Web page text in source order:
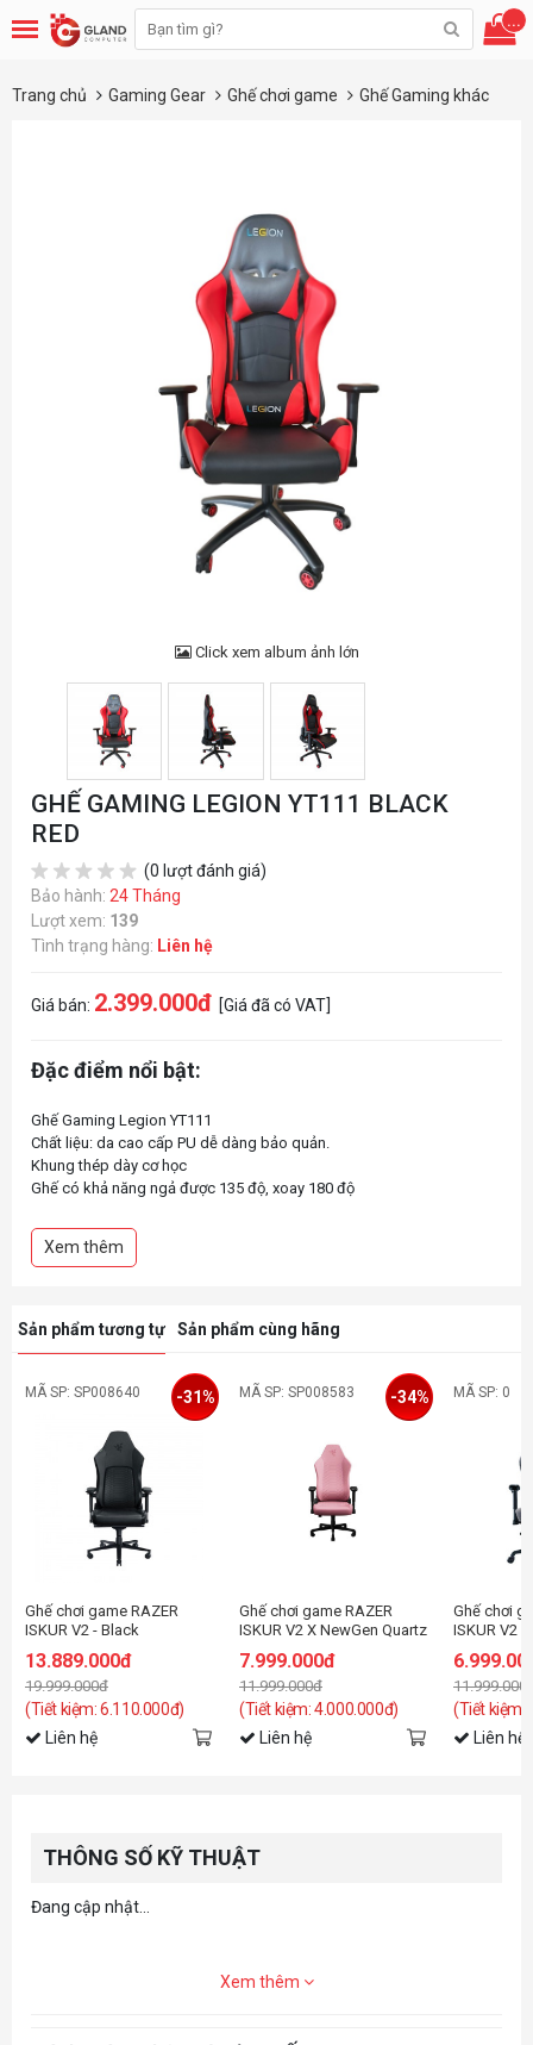
...
Trang chủ Gaming Gear Ghế chơi game Ghế Gaming khác
Click xem album ảnh lớn
GHẾ GAMING LEGION YT111 BLACK
RED
(0 lượt đánh giá)
Bảo hành: 24 Tháng
Lượt xem: 139
Tình trạng hàng: Liên hệ
Giá bán: 2.399.000đ [Giá đã có VAT]
Đặc điểm nổi bật:
Ghế Gaming Legion YT111
Chất liệu: da cao cấp PU dễ dàng bảo quản.
Khung thép dày cơ học
Ghế có khả năng ngả được 135 độ, xoay 180 độ
Tay 3D có thể điều chỉnh
Trụ thuỷ lực Class 3 thử nghiệm BIFMA châu Âu và châu Mỹ
Xem thêm
Sản phẩm tương tự Sản phẩm cùng hãng
MÃ SP: SP008640
Ghế chơi game RAZER
ISKUR V2 - Black
13.889.000đ
19.999.000đ
(Tiết kiệm: 6.110.000đ)
-31%
Liên hệ
MÃ SP: SP008583
Ghế chơi game RAZER
ISKUR V2 X NewGen Quartz
7.999.000đ
11.999.000đ
(Tiết kiệm: 4.000.000đ)
-34%
Liên hệ
MÃ SP: 0
Ghế chơi
ISKUR V2
(Tiết kiệm:
Liên hệ
THÔNG SỐ KỸ THUẬT
Đang cập nhật...
Xem thêm